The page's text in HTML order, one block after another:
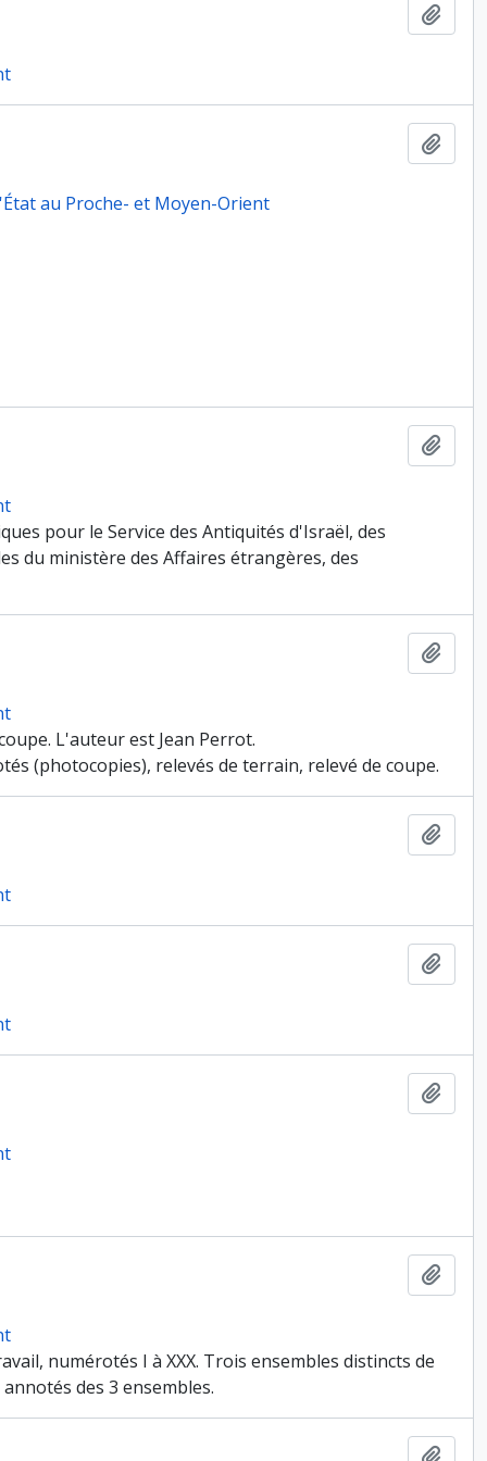
au Proche- et Moyen-Orient
pour le Service des Antiquités d'Israël, des
du ministère des Affaires étrangères, des
L'auteur est Jean Perrot.
(photocopies), relevés de terrain, relevé de coupe.
numérotés I à XXX. Trois ensembles distincts de
des 3 ensembles.